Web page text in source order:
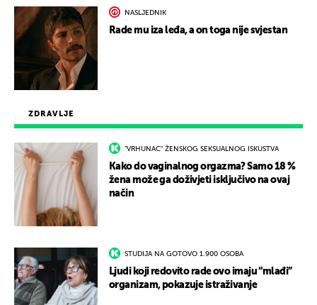
ZDRAVLJE
"VRHUNAC" ŽENSKOG SEKSUALNOG ISKUSTVA
Kako do vaginalnog orgazma? Samo 18 %
žena može ga doživjeti isključivo na ovaj
način
STUDIJA NA GOTOVO 1.900 OSOBA
Ljudi koji redovito rade ovo imaju “mlađi”
organizam, pokazuje istraživanje
NASLJEDNIK
Rade mu iza leđa, a on toga nije svjestan